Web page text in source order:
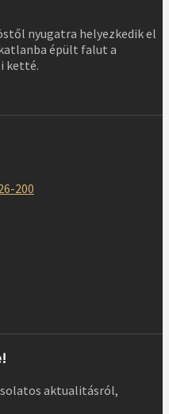
nyugatra helyezkedik el
épült falut a
ketté.
200
aktualitásról,